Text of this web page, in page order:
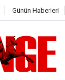
Günün Haberleri